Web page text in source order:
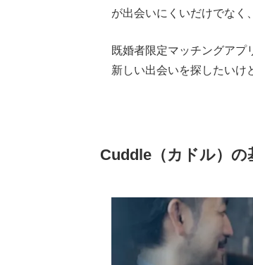
が出会いにくいだけでなく
既婚者限定マッチングアプ
新しい出会いを探したいけ
Cuddle（カドル）の